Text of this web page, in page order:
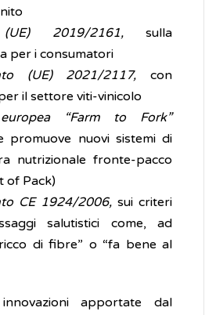
(UE) 2019/2161, sulla
per i consumatori
(UE) 2021/2117, con
il settore viti-vinicolo
“Farm to Fork”
promuove nuovi sistemi di
nutrizionale fronte-pacco
of Pack)
CE 1924/2006, sui criteri
salutistici come, ad
di fibre” o “fa bene al
apportate dal